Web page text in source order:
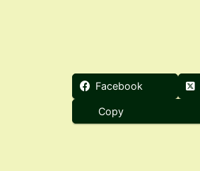
Facebook
Copy